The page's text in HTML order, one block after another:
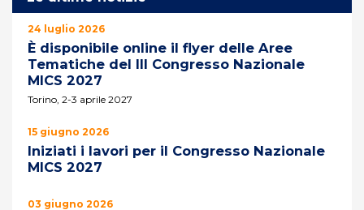
24 luglio 2026
È disponibile online il flyer delle Aree
Tematiche del III Congresso Nazionale
MICS 2027
Torino, 2-3 aprile 2027
15 giugno 2026
Iniziati i lavori per il Congresso Nazionale
MICS 2027
03 giugno 2026